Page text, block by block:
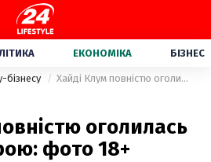
ЕКОНОМІКА БІЗНЕС
бізнесу Хайді Клум повністю оголилась перед камерою: фото 18+
оголилась
фото 18+